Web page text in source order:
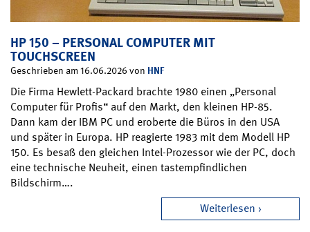
HP 150 – PERSONAL COMPUTER MIT
TOUCHSCREEN
Geschrieben am 16.06.2026 von HNF
Die Firma Hewlett-Packard brachte 1980 einen „Personal
Computer für Profis“ auf den Markt, den kleinen HP-85.
Dann kam der IBM PC und eroberte die Büros in den USA
und später in Europa. HP reagierte 1983 mit dem Modell HP
150. Es besaß den gleichen Intel-Prozessor wie der PC, doch
eine technische Neuheit, einen tastempfindlichen
Bildschirm….
Weiterlesen